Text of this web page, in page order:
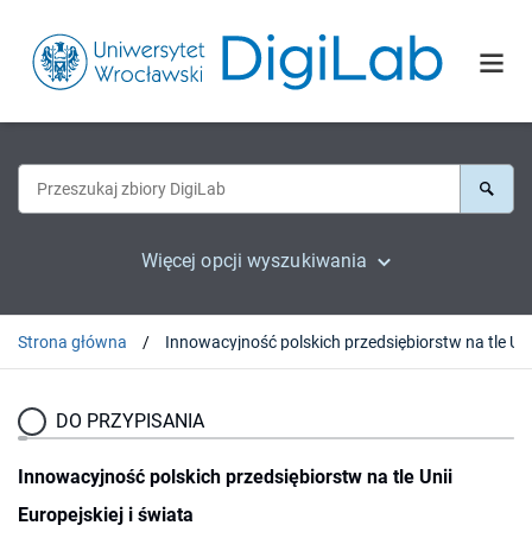
Więcej opcji wyszukiwania
Strona główna
DO PRZYPISANIA
Innowacyjność polskich przedsiębiorstw na tle Unii
Europejskiej i świata